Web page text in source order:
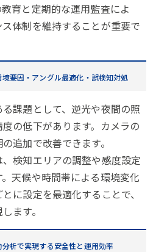
育と定期的な運用監査によ
体制を維持することが重要で
要因・アングル最適化・誤検知対処
課題として、逆光や夜間の照
の低下があります。カメラの
追加で改善できます。
検知エリアの調整や感度設定
天候や時間帯による環境変化
に設定を最適化することで、
ます。
析で実現する安全性と運用効率